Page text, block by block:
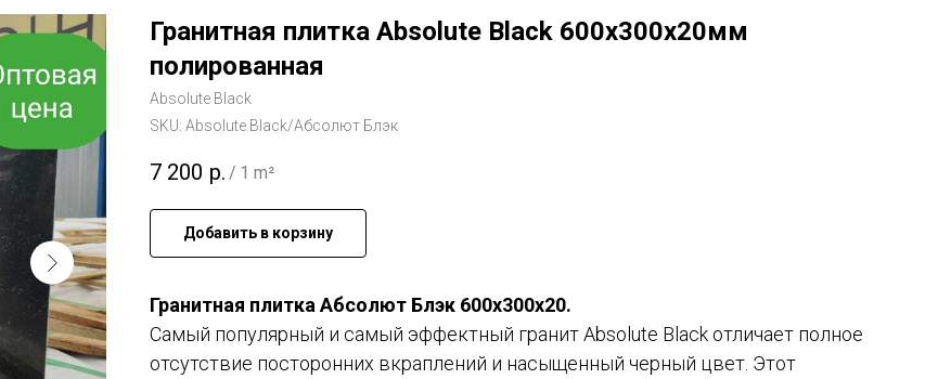
Гранитная плитка Absolute Black 600х300х20мм
полированная
Absolute Black
SKU: Absolute Black/Абсолют Блэк
7 200 р. / 1 m²
Добавить в корзину
Гранитная плитка Абсолют Блэк 600x300x20.
Самый популярный и самый эффектный гранит Absolute Black отличает полное
отсутствие посторонних вкраплений и насыщенный черный цвет. Этот